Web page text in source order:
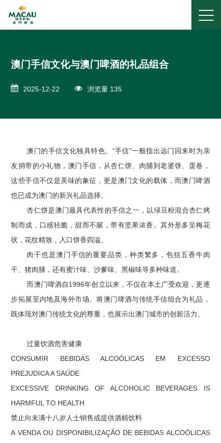
澳门手信文化与澳门啤酒的礼品组合
2025-12-22 浏览量 135
澳门的手信文化独具特色。“手信”一般指出远门回来时为亲
友捎带的小礼物，澳门手信，从杏仁饼、肉脯到老婆饼、蛋卷，
这些手信不仅是美味的象征，更是澳门文化的载体，而澳门啤酒
也已成为澳门的新兴礼品选择。
杏仁饼是澳门最具代表性的手信之一，以绿豆粉混合杏仁烤
制而成，口感轻脆，甜而不腻，带有坚果浓香。其外形多呈梅花
状，花纹精致，入口饼香四溢。
肉干也是澳门手信的重要品类，种类繁多，包括五香牛肉
干、猪肉脯，还有蜜汁味、沙爹味、黑椒味等多种味道。
而澳门啤酒自1996年创立以来，不仅在本土广受欢迎，更逐
步拓展至内地及海外市场。将澳门啤酒与传统手信组合为礼品，
既体现对澳门传统文化的尊重，也展示出澳门城市的创新活力。
过量饮酒危害健康
CONSUMIR BEBIDAS ALCOÓLICAS EM EXCESSO
PREJUDICA A SAÚDE
EXCESSIVE DRINKING OF ALCOHOLIC BEVERAGES IS
HARMFUL TO HEALTH
禁止向未满十八岁人士销售或提供酒精饮料
A VENDA OU DISPONIBILIZAÇÃO DE BEBIDAS ALCOÓLICAS